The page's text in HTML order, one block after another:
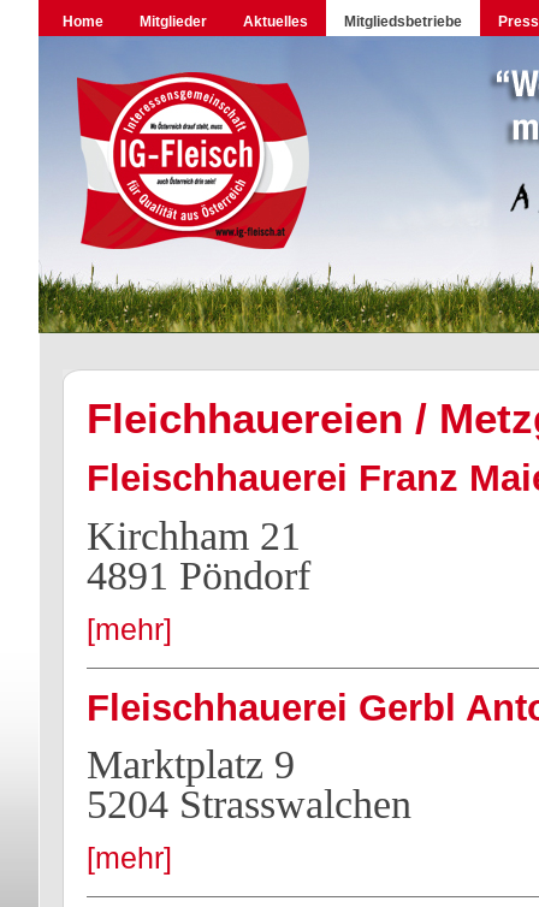
Home Mitglieder Aktuelles Mitgliedsbetriebe
Fleichhauereien /
Fleischhauerei Franz
Kirchham 21
4891 Pöndorf
[mehr]
Fleischhauerei Gerbl
Marktplatz 9
5204 Strasswalchen
[mehr]